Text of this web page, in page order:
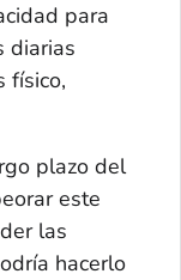
para
diarias
físico,
plazo del
este
las
hacerlo